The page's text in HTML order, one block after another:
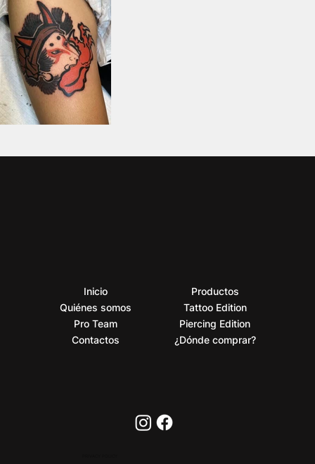
Inicio
Quiénes somos
Pro Team
Contactos
Productos
Tattoo Edition
Piercing Edition
¿Dónde comprar?